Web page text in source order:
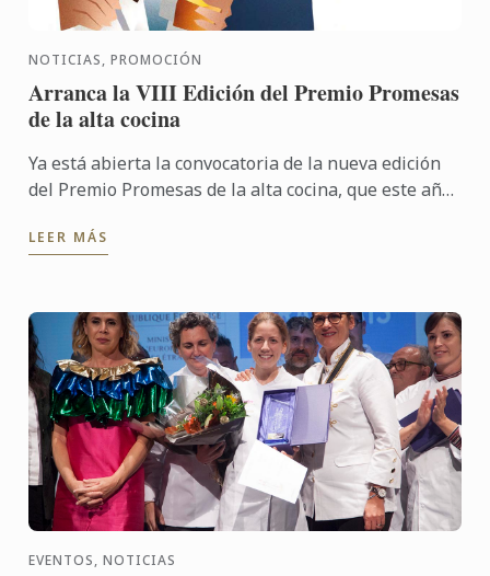
NOTICIAS, PROMOCIÓN
Arranca la VIII Edición del Premio Promesas
de la alta cocina
Ya está abierta la convocatoria de la nueva edición
del Premio Promesas de la alta cocina, que este año
a ...
LEER MÁS
EVENTOS, NOTICIAS